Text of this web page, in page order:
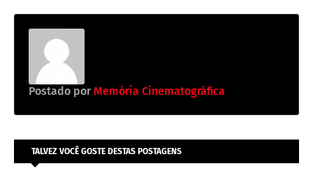
Postado por Memória Cinematográfica
TALVEZ VOCÊ GOSTE DESTAS POSTAGENS